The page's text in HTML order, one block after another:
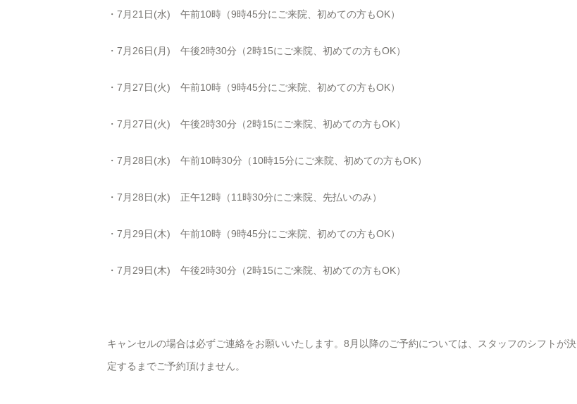
・7月21日(水) 午前10時（9時45分にご来院、初めての方もOK）
・7月26日(月) 午後2時30分（2時15にご来院、初めての方もOK）
・7月27日(火) 午前10時（9時45分にご来院、初めての方もOK）
・7月27日(火) 午後2時30分（2時15にご来院、初めての方もOK）
・7月28日(水) 午前10時30分（10時15分にご来院、初めての方もOK）
・7月28日(水) 正午12時（11時30分にご来院、先払いのみ）
・7月29日(木) 午前10時（9時45分にご来院、初めての方もOK）
・7月29日(木) 午後2時30分（2時15にご来院、初めての方もOK）
キャンセルの場合は必ずご連絡をお願いいたします。8月以降のご予約については、スタッフのシフトが決
定するまでご予約頂けません。